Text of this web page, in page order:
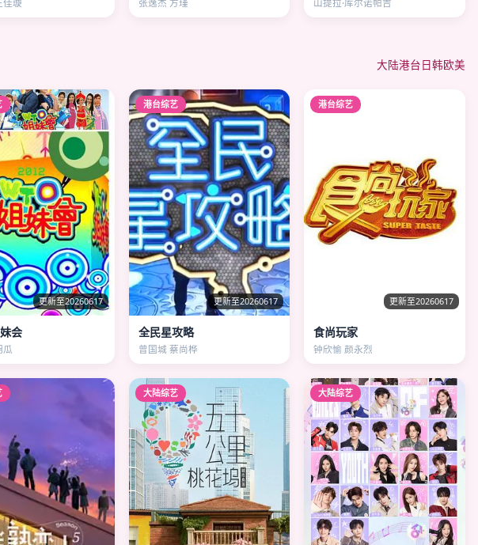
佳璇 张逸杰 方瑾 山提拉·库尔诺帕吉
大陆港台日韩欧美
更新至20260617
会
瓜
港台综艺
更新至20260617
全民星攻略
曾国城 蔡尚桦
港台综艺
更新至20260617
食尚玩家
钟欣愉 颜永烈
大陆综艺 大陆综艺